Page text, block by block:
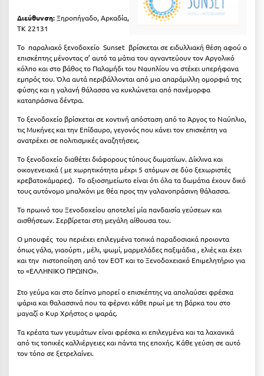
Κορώνη
Κουρούτα Ηλείας
Κουφονήσια
Κρήτη
Κρουαζιέρες
Κύθηρα
Κυλλήνη
Κύμη Ευβοίας
Κυπαρισσία
Κύπρος
Κως
Λ
Λαγκάδια
Λακωνία
Διεύθυνση:Ξηροπήγαδο, Αρκαδία,
ΤΚ 22131
Το παραλιακό ξενοδοχείο Sunset βρίσκεται σε ειδυλλιακή θέση αφού ο
επισκέπτης μένοντας σ’ αυτό τα μάτια του αγναντεύουν τον Αργολικό
κόλπο και στο βάθος το Παλαμήδι του Ναυπλίου να στέκει υπερήφανα
εμπρός του. Όλα αυτά περιβάλλονται από μια απαράμιλλη ομορφιά της
φύσης και η γαλανή θάλασσα να κυκλώνεται από πανέμορφα
καταπράσινα δέντρα.
Το ξενοδοχείο βρίσκεται σε κοντινή απόσταση από το Άργος το Ναύπλιο,
τις Μυκήνες και την Επίδαυρο, γεγονός που κάνει τον επισκέπτη να
ανατρέχει σε πολιτισμικές αναζητήσεις.
Το ξενοδοχείο διαθέτει διάφορους τύπους δωματίων. Δίκλινα και
οικογενειακά ( με χωρητικότητα μέχρι 5 ατόμων σε δύο ξεχωριστές
κρεβατοκάμαρες). Το αξιοσημείωτο είναι ότι όλα τα δωμάτια έχουν δικό
τους αυτόνομο μπαλκόνι με θέα προς την γαλανοπράσινη θάλασσα.
Το πρωινό του Ξενοδοχείου αποτελεί μία πανδαισία γεύσεων και
αισθήσεων. Σερβίρεται στη μεγάλη αίθουσα του.
Ο μπουφές του περιέχει επιλεγμένα τοπικά παραδοσιακά προιοντα
όπως γάλα, γιαούρτι , μέλι, ψωμί, μαρμελάδες παξιμάδια , ελιές και έχει
και την πιστοποίηση από τον ΕΟΤ και το Ξενοδοχειακό Επιμελητήριο για
το «ΕΛΛΗΝΙΚΟ ΠΡΩΙΝΟ».
Στο γεύμα και στο δείπνο μπορεί ο επισκέπτης να απολαύσει φρέσκα
ψάρια και θαλασσινά που τα φέρνει κάθε πρωί με τη βάρκα του στο
μαγαζί ο Κυρ Χρήστος ο ψαράς.
Τα κρέατα των γευμάτων είναι φρέσκα κι επιλεγμένα και τα λαχανικά
από τις τοπικές καλλιέργειες και πάντα της εποχής. Κάθε γεύση σε αυτό
τον τόπο σε ξετρελαίνει.